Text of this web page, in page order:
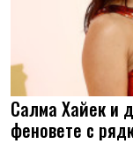
Салма Хайек и
феновете с